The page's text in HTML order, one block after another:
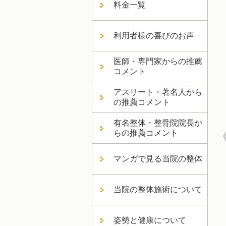
料金一覧
利用者様の喜びのお声
医師・専門家からの推薦
コメント
アスリート・著名人から
の推薦コメント
有名整体・整骨院院長か
らの推薦コメント
マンガで見る当院の整体
当院の整体施術について
姿勢と健康について